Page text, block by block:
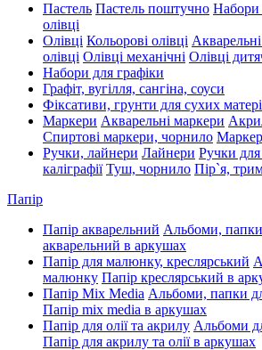
Пастель Пастель поштучно Набори
олівці
Олівці Кольорові олівці Акварельні
олівці Олівці механічні Олівці
Набори для графіки
Графіт, вугілля, сангіна, соуси
Фіксативи, грунти для сухих
Маркери Акварельні маркери
Спиртові маркери, чорнило
Ручки, лайнери Лайнери Ручки для
каліграфії Туш, чорнило Пір`я,
Папір
Папір акварельний Альбоми, папки
акварельний в аркушах
Папір для малюнку, креслярський
малюнку Папір креслярський в
Папір Mix Media Альбоми, папки
Папір mix media в аркушах
Папір для олії та акрилу Альбоми
Папір для акрилу та олії в аркушах